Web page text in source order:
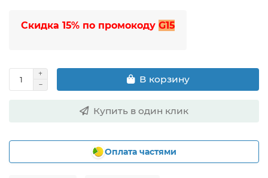
Скидка 15% по промокоду G15
В корзину
Купить в один клик
Оплата частями